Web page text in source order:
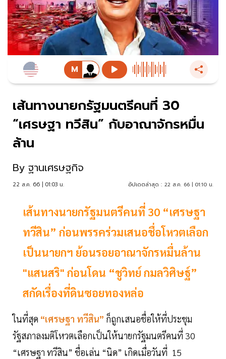
เส้นทางนายกรัฐมนตรีคนที่ 30
“เศรษฐา ทวีสิน” กับอาณาจักรหมื่น
ล้าน
By ฐานเศรษฐกิจ
22 ส.ค. 66 | 01:03 น. อัปเดตล่าสุด : 22 ส.ค. 66 | 01:10 น.
เส้นทางนายกรัฐมนตรีคนที่ 30 “เศรษฐา
ทวีสิน” ก่อนพรรคร่วมเสนอชื่อโหวตเลือก
เป็นนายกฯ ย้อนรอยอาณาจักรหมื่นล้าน
"แสนสริ" ก่อนโดน “ชูวิทย์ กมลวิศิษฐ์”
สกัดเรื่องที่ดินซอยทองหล่อ
ในที่สุด “เศรษฐา ทวีสิน” ก็ถูกเสนอชื่อให้ที่ประชุม
รัฐสภาลงมติโหวตเลือกเป็นให้นายกรัฐมนตรีคนที่ 30
“เศรษฐา ทวีสิน” ชื่อเล่น “นิด” เกิดเมื่อวันที่ 15